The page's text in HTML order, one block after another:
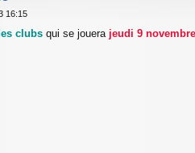
16:15
clubs qui se jouera jeudi 9